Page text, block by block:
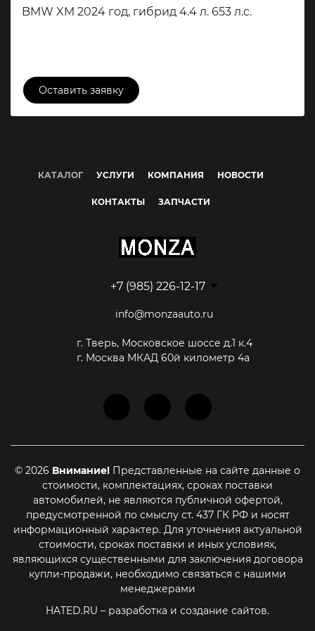
BMW XM 2024 год, гибрид 4.4 л. 653 л.c.
Оставить заявку
КАТАЛОГ УСЛУГИ КОМПАНИЯ НОВОСТИ
КОНТАКТЫ ЗАПЧАСТИ
+7 (985) 226-12-17
info@monzaauto.ru
г. Тверь, Московское шоссе д.1 к.4
г. Москва МКАД 60й километр 4а
© 2026 Внимание! Представленные на сайте данные о
стоимости, комплектациях, сроках поставки
автомобилей, не являются публичной офертой,
предусмотренной по смыслу ст. 437 ГК РФ и носят
информационный характер. Для уточнения актуальной
стоимости, сроках поставки и иных условиях,
являющихся существенными для заключения договора
купли-продажи, необходимо связаться с нашими
менеджерами
HATED.RU – разработка и создание сайтов.